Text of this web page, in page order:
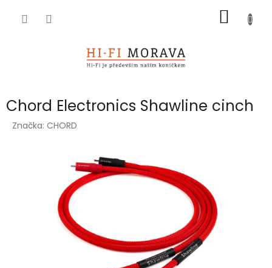
KOŠÍK
Chord Electronics Shawline cinch
Značka: CHORD